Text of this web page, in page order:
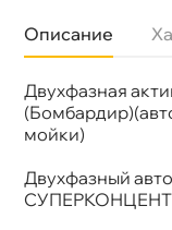
Описание
Двухфазная
мойки)
Двухфазный
Бренд
Объем